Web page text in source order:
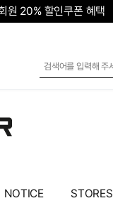
원 20% 할인쿠폰 혜택
NOTICE STORES